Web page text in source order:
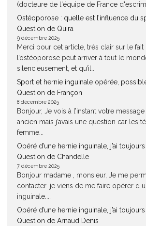
(docteure de l'équipe de France
Ostéoporose : quelle est l’influence du
Question de Quira
9 décembre 2025
Merci pour cet article, très clair sur le fait
l’ostéoporose peut arriver à tout le
silencieusement, et qu’il...
Sport et hernie inguinale opérée,
Question de Françon
8 décembre 2025
Bonjour, Je vois à l’instant votre
ancien mais j’avais une question car les
femme...
Opéré d’une hernie inguinale, j’ai
Question de Chandelle
7 décembre 2025
Bonjour madame , monsieur, Je me
contacter ,je viens de me faire opérer d
inguinale....
Opéré d’une hernie inguinale, j’ai
Question de Arnaud Denis